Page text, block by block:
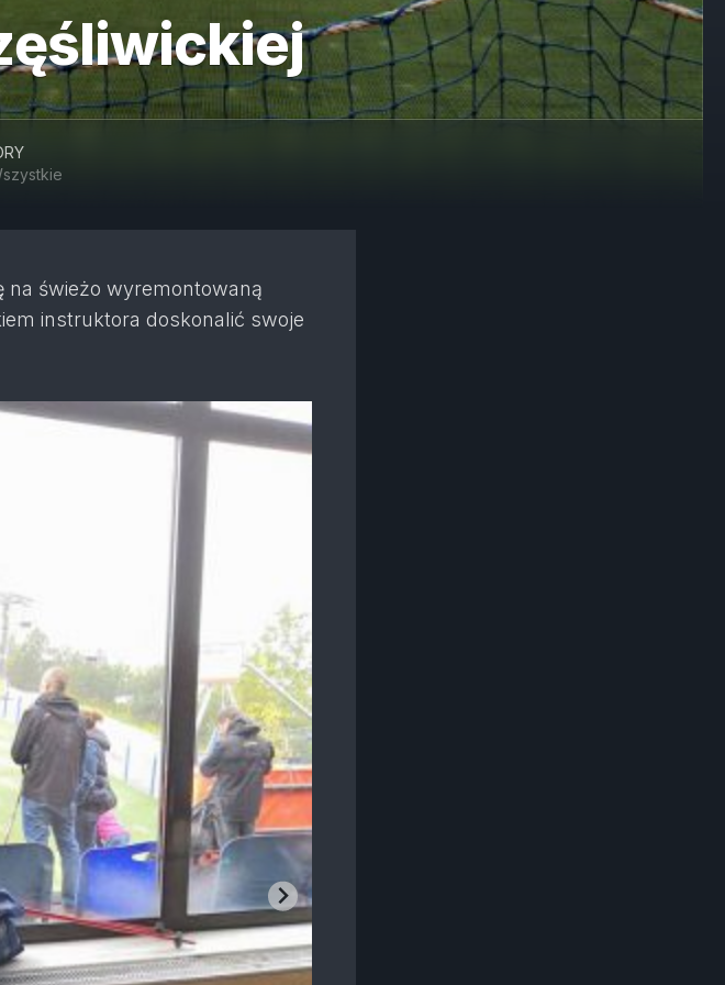
na świeżo wyremontowaną
instruktora doskonalić swoje